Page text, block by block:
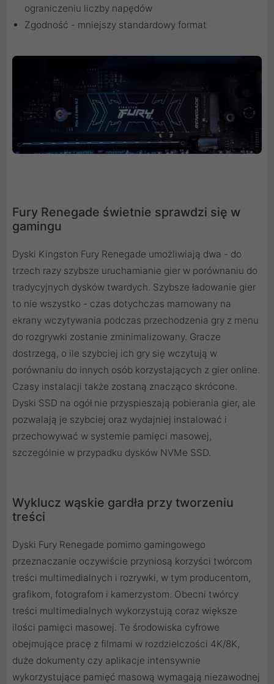
ograniczeniu liczby napędów
Zgodność - mniejszy standardowy format
Fury Renegade świetnie sprawdzi się w
gamingu
Dyski Kingston Fury Renegade umożliwiają dwa - do
trzech razy szybsze uruchamianie gier w porównaniu do
tradycyjnych dysków twardych. Szybsze ładowanie gier
to nie wszystko - czas dotychczas marnowany na
ekrany wczytywania podczas przechodzenia gry z menu
do rozgrywki zostanie zminimalizowany. Gracze
dostrzegą, o ile szybciej ich gry się wczytują w
porównaniu do innych osób korzystających z gier online.
Czasy instalacji także zostaną znacząco skrócone.
Dyski SSD na ogół nie przyspieszają pobierania gier, ale
pozwalają je szybciej oraz wydajniej instalować i
przechowywać w systemie pamięci masowej,
szczególnie w przypadku dysków NVMe SSD.
Wyklucz wąskie gardła przy tworzeniu
treści
Dyski Fury Renegade pomimo gamingowego
przeznaczanie oczywiście przyniosą korzyści twórcom
treści multimedialnych i rozrywki, w tym producentom,
grafikom, fotografom i kamerzystom. Obecni twórcy
treści multimedialnych wykorzystują coraz większe
ilości pamięci masowej. Te środowiska cyfrowe
obejmujące pracę z filmami w rozdzielczości 4K/8K,
duże dokumenty czy aplikacje intensywnie
wykorzystujące pamięć masową wymagają niezawodnej